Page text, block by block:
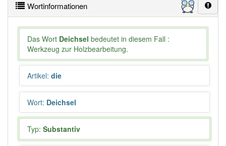
Wortinformationen
Das Wort Deichsel bedeutet in diesem Fall :
Werkzeug zur Holzbearbeitung.
Artikel: die
Wort: Deichsel
Typ: Substantiv